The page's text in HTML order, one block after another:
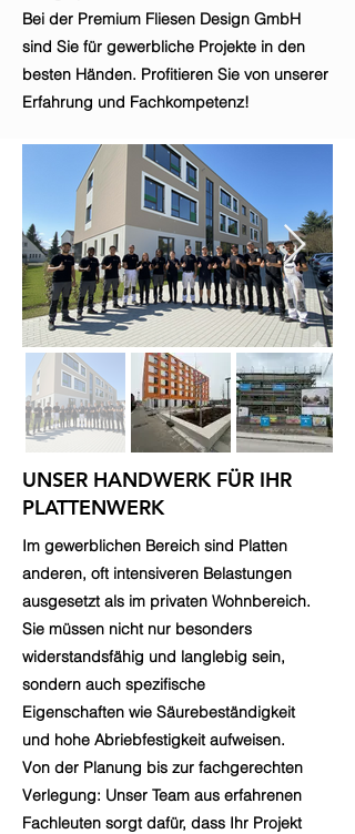
Bei der Premium Fliesen Design GmbH
sind Sie für gewerbliche Projekte in den
besten Händen. Profitieren Sie von unserer
Erfahrung und Fachkompetenz!
UNSER HANDWERK FÜR IHR
PLATTENWERK
Im gewerblichen Bereich sind Platten
anderen, oft intensiveren Belastungen
ausgesetzt als im privaten Wohnbereich.
Sie müssen nicht nur besonders
widerstandsfähig und langlebig sein,
sondern auch spezifische
Eigenschaften wie Säurebeständigkeit
und hohe Abriebfestigkeit aufweisen.
Von der Planung bis zur fachgerechten
Verlegung: Unser Team aus erfahrenen
Fachleuten sorgt dafür, dass Ihr Projekt